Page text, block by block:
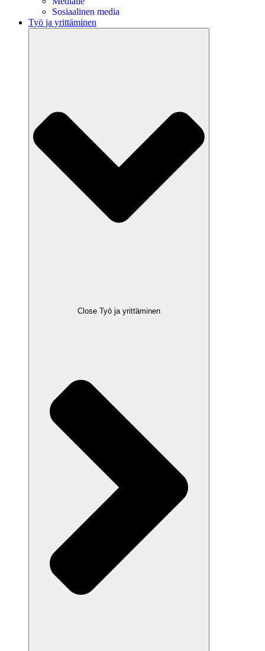
Sosiaalinen media
Työ ja yrittäminen
Close Työ ja yrittäminen